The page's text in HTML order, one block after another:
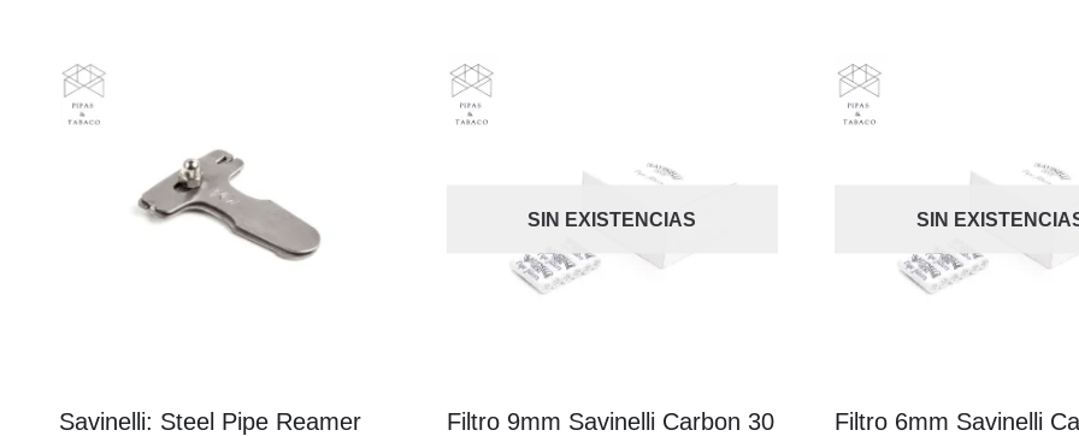
Savinelli: Steel Pipe Reamer
SIN EXISTENCIAS
Filtro 9mm Savinelli Carbon 30
SIN
Filtro 6mm Savinelli